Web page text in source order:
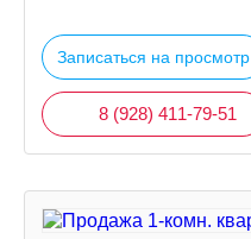
Записаться на просмотр
8 (928) 411-79-51